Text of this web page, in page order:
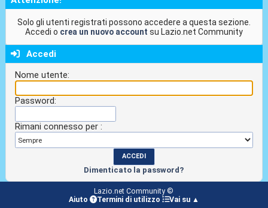
Solo gli utenti registrati possono accedere a questa sezione.
Accedi o crea un nuovo account su Lazio.net Community
Accedi
Nome utente:
Password:
Rimani connesso per :
Dimenticato la password?
Lazio.net Community ©
Aiuto
Termini di utilizzo Vai su ▲